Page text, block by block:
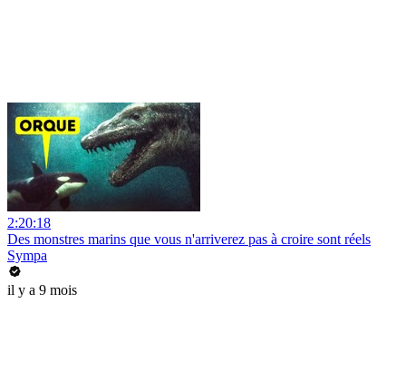
2:20:18
Des monstres marins que vous n'arriverez pas à croire sont réels
Sympa
il y a 9 mois